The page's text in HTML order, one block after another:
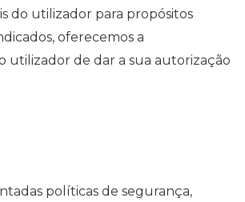
do utilizador para propósitos
oferecemos a
utilizador de dar a sua autorização
políticas de segurança,